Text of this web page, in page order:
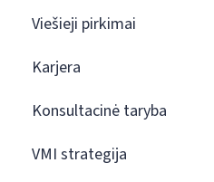
Viešieji pirkimai
Karjera
Konsultacinė taryba
VMI strategija